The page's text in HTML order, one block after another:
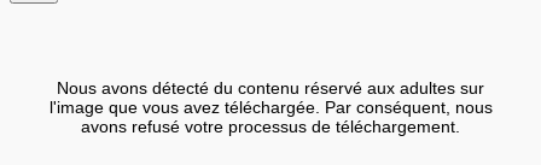
Nous avons détecté du contenu réservé aux adultes sur
l'image que vous avez téléchargée. Par conséquent, nous
avons refusé votre processus de téléchargement.